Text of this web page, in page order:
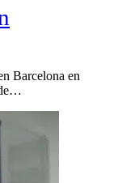
Barcelona en